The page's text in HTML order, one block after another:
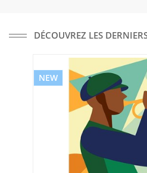
DÉCOUVREZ LES
NEW